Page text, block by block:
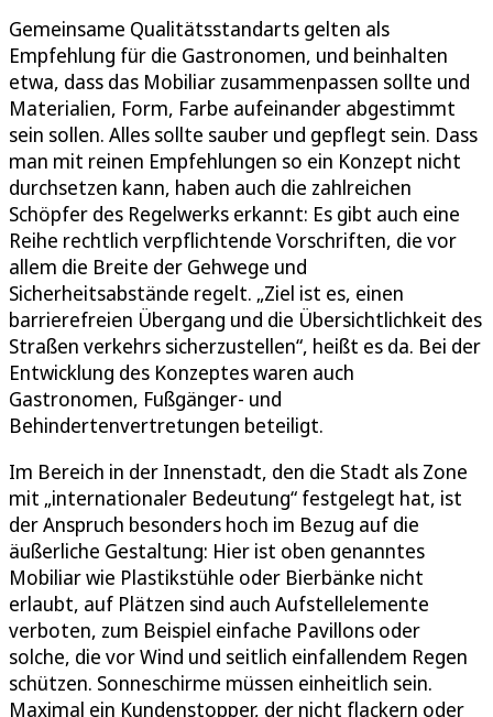
Gemeinsame Qualitätsstandarts gelten als
Empfehlung für die Gastronomen, und beinhalten
etwa, dass das Mobiliar zusammenpassen sollte und
Materialien, Form, Farbe aufeinander abgestimmt
sein sollen. Alles sollte sauber und gepflegt sein. Dass
man mit reinen Empfehlungen so ein Konzept nicht
durchsetzen kann, haben auch die zahlreichen
Schöpfer des Regelwerks erkannt: Es gibt auch eine
Reihe rechtlich verpflichtende Vorschriften, die vor
allem die Breite der Gehwege und
Sicherheitsabstände regelt. „Ziel ist es, einen
barrierefreien Übergang und die Übersichtlichkeit des
Straßen verkehrs sicherzustellen“, heißt es da. Bei der
Entwicklung des Konzeptes waren auch
Gastronomen, Fußgänger- und
Behindertenvertretungen beteiligt.
Im Bereich in der Innenstadt, den die Stadt als Zone
mit „internationaler Bedeutung“ festgelegt hat, ist
der Anspruch besonders hoch im Bezug auf die
äußerliche Gestaltung: Hier ist oben genanntes
Mobiliar wie Plastikstühle oder Bierbänke nicht
erlaubt, auf Plätzen sind auch Aufstellelemente
verboten, zum Beispiel einfache Pavillons oder
solche, die vor Wind und seitlich einfallendem Regen
schützen. Sonneschirme müssen einheitlich sein.
Maximal ein Kundenstopper, der nicht flackern oder